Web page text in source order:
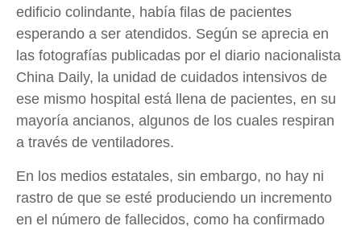
edificio colindante, había filas de pacientes
esperando a ser atendidos. Según se aprecia en
las fotografías publicadas por el diario nacionalista
China Daily, la unidad de cuidados intensivos de
ese mismo hospital está llena de pacientes, en su
mayoría ancianos, algunos de los cuales respiran
a través de ventiladores.
En los medios estatales, sin embargo, no hay ni
rastro de que se esté produciendo un incremento
en el número de fallecidos, como ha confirmado